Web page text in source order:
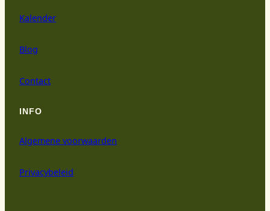
Kalender
Blog
Contact
INFO
Algemene voorwaarden
Privacybeleid